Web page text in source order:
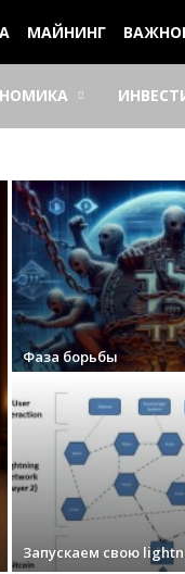
МАЙНИНГ
Фаза борьбы
Запускаем свою